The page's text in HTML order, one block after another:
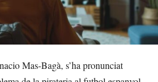
Mas-Bagà, s’ha pronunciat